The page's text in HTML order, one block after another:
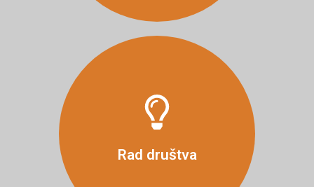
Rad društva
Više